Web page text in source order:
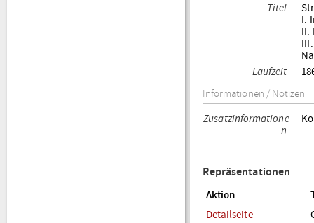
Titel
I.
II.
Laufzeit
Informationen / Notizen
Zusatzinformatione
n
Repräsentationen
Aktion
Detailseite